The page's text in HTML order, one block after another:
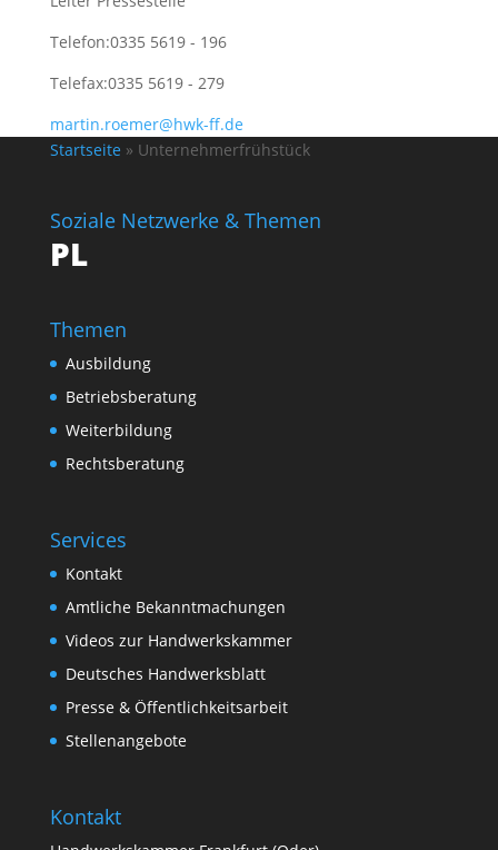
Telefon:0335 5619 - 196
Telefax:0335 5619 - 279
martin.roemer@hwk-ff.de
Startseite » Unternehmerfrühstück
Soziale Netzwerke & Themen
PL
Themen
Ausbildung
Betriebsberatung
Weiterbildung
Rechtsberatung
Services
Kontakt
Amtliche Bekanntmachungen
Videos zur Handwerkskammer
Deutsches Handwerksblatt
Presse & Öffentlichkeitsarbeit
Stellenangebote
Kontakt